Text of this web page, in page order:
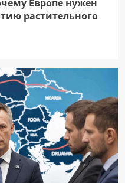
Европе нужен
растительного